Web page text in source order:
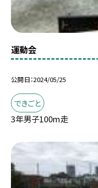
運動会
公開日 2024/05/25
できごと
3年男子100m走